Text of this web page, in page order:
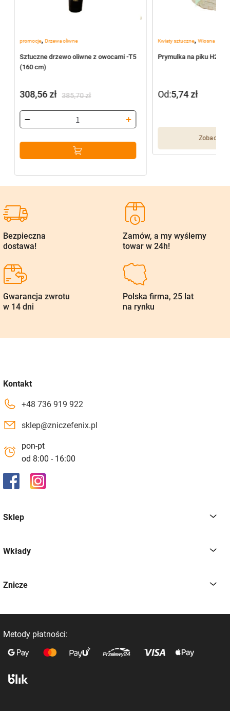
promocje, Drzewa oliwne
Sztuczne drzewo oliwne z owocami -T5
(160 cm)
385,70zł
cena
wynosiła:
385,70 zł.
308,56zł
cena
wynosi:
308,56 zł.
Kwiaty sztuczne,Wiosna
Prymulka na piku H297
Zobacz
Od:5,74zł
Bezpieczna
dostawa!
Zamów, a my wyślemy
towar w 24h!
Gwarancja zwrotu
w 14 dni
Polska firma, 25 lat
na rynku
Kontakt
+48 736 919 922
sklep@zniczefenix.pl
pon-pt
od 8:00 - 16:00
Sklep
Wkłady
Znicze
Metody płatności: